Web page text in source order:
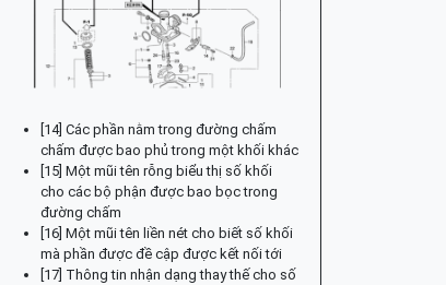
[14] Các phần nằm trong đường chấm
chấm được bao phủ trong một khối khác
[15] Một mũi tên rỗng biểu thị số khối
cho các bộ phận được bao bọc trong
đường chấm
[16] Một mũi tên liền nét cho biết số khối
mà phần được đề cập được kết nối tới
[17] Thông tin nhận dạng thay thế cho số